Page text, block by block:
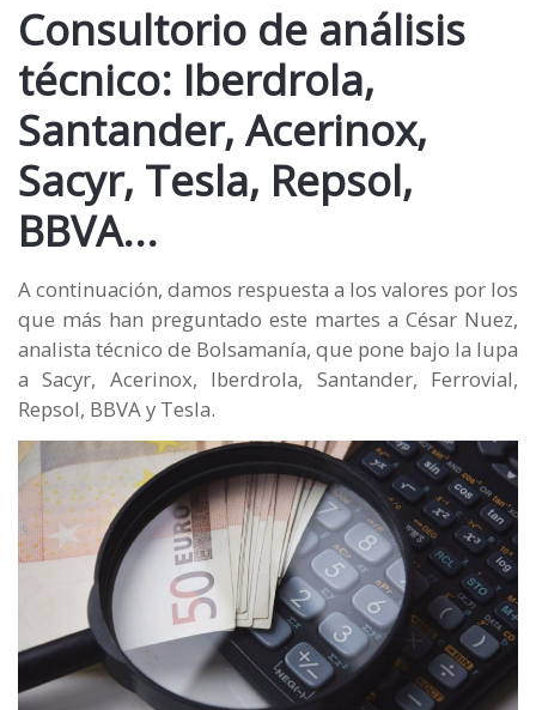
Consultorio de análisis
técnico: Iberdrola,
Santander, Acerinox,
Sacyr, Tesla, Repsol,
BBVA...
A continuación, damos respuesta a los valores por los
que más han preguntado este martes a César Nuez,
analista técnico de Bolsamanía, que pone bajo la lupa
a Sacyr, Acerinox, Iberdrola, Santander, Ferrovial,
Repsol, BBVA y Tesla.